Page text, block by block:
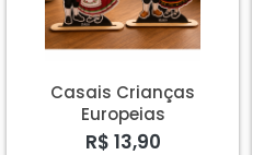
Casais Crianças
Europeias
R$ 13,90